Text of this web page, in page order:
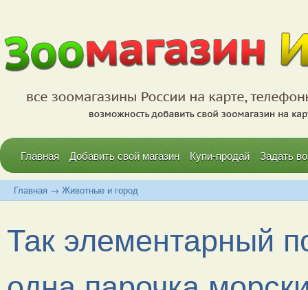
Главная Добавить свой магазин Купи-продай Задать
Главная → Животные и город
Так элементарный